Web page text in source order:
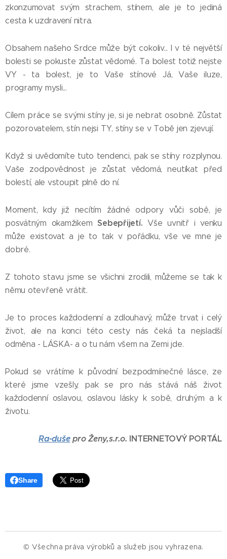
zkonzumovat svým strachem, stínem, ale je to jediná
cesta k uzdravení nitra.
Obsahem našeho Srdce může být cokoliv... I v té největší
bolesti se pokuste zůstat vědomé. Ta bolest totiž nejste
VY - ta bolest, je to Vaše stínové Já, Vaše iluze,
programy mysli...
Cílem práce se svými stíny je, si je nebrat osobně. Zůstat
pozorovatelem, stín nejsi TY, stíny se v Tobě jen zjevují.
Když si uvědomíte tuto tendenci, pak se stíny rozplynou.
Vaše zodpovědnost je zůstat vědomá, neutíkat před
bolestí, ale vstoupit plně do ní.
Moment, kdy již necítím žádné odpory vůči sobě, je
posvátným okamžikem Sebepřijetí. Vše uvnitř i venku
může existovat a je to tak v pořádku, vše ve mne je
dobré.
Z tohoto stavu jsme se všichni zrodili, můžeme se tak k
němu otevřeně vrátit.
Je to proces každodenní a zdlouhavý, může trvat i celý
život, ale na konci této cesty nás čeká ta nejsladší
odměna - LÁSKA- a o tu nám všem na Zemi jde.
Pokud se vrátíme k původní bezpodmínečné lásce, ze
které jsme vzešly, pak se pro nás stává náš život
každodenní oslavou, oslavou lásky k sobě, druhým a k
životu.
Ra-dušepro Ženy,s.r.o. INTERNETOVÝ PORTÁL
Share
© Všechna práva výrobků a služeb jsou vyhrazena.